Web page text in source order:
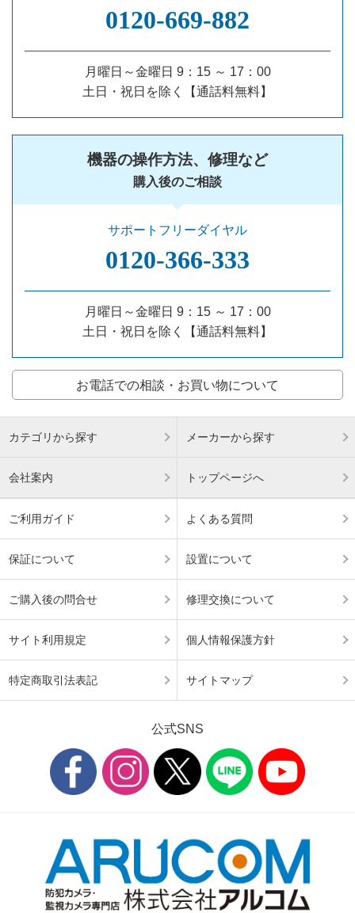
0120‐669‐882
月曜日～金曜日 9：15 ～ 17：00
土日・祝日を除く【通話料無料】
機器の操作方法、修理など
購入後のご相談
サポートフリーダイヤル
0120‐366‐333
月曜日～金曜日 9：15 ～ 17：00
土日・祝日を除く【通話料無料】
お電話での相談・お買い物について
カテゴリから探す メーカーから探す
会社案内 トップページへ
ご利用ガイド よくある質問
保証について 設置について
ご購入後の問合せ 修理交換について
サイト利用規定 個人情報保護方針
特定商取引法表記 サイトマップ
公式SNS